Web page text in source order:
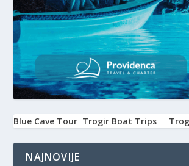
Blue Cave Tour Trogir Boat Trips
NAJNOVIJE